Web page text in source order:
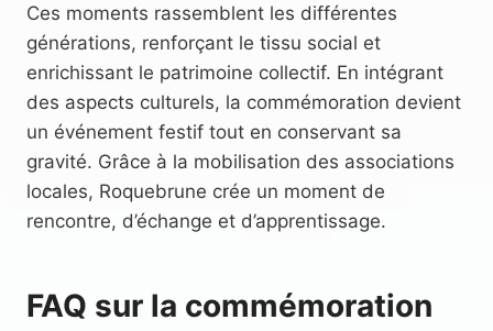
Ces moments rassemblent les différentes
générations, renforçant le tissu social et
enrichissant le patrimoine collectif. En intégrant
des aspects culturels, la commémoration devient
un événement festif tout en conservant sa
gravité. Grâce à la mobilisation des associations
locales, Roquebrune crée un moment de
rencontre, d’échange et d’apprentissage.
FAQ sur la commémoration